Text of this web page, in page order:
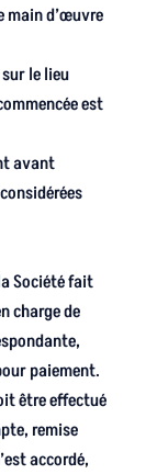
main d’œuvre
le lieu
est
avant
Société fait
charge de
paiement.
être effectué
remise
accordé,